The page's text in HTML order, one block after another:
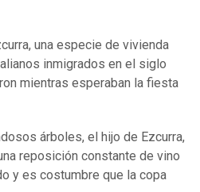
una especie de vivienda
inmigrados en el siglo
mientras esperaban la fiesta
árboles, el hijo de Ezcurra,
reposición constante de vino
y es costumbre que la copa